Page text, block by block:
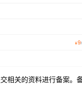
相关的资料进行备案。